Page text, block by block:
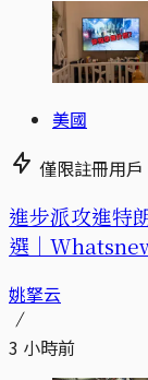
美國
僅限註冊用戶
進步派攻進特
選｜
姚拏云
3 小時前